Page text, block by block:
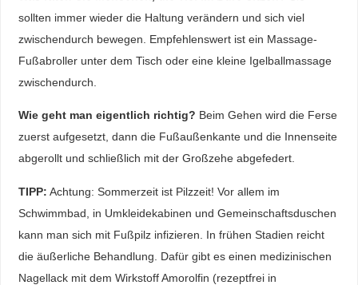
sollten immer wieder die Haltung verändern und sich viel
zwischendurch bewegen. Empfehlenswert ist ein Massage-
Fußabroller unter dem Tisch oder eine kleine Igelballmassage
zwischendurch.
Wie geht man eigentlich richtig? Beim Gehen wird die Ferse
zuerst aufgesetzt, dann die Fußaußenkante und die Innenseite
abgerollt und schließlich mit der Großzehe abgefedert.
TIPP: Achtung: Sommerzeit ist Pilzzeit! Vor allem im
Schwimmbad, in Umkleidekabinen und Gemeinschaftsduschen
kann man sich mit Fußpilz infizieren. In frühen Stadien reicht
die äußerliche Behandlung. Dafür gibt es einen medizinischen
Nagellack mit dem Wirkstoff Amorolfin (rezeptfrei in